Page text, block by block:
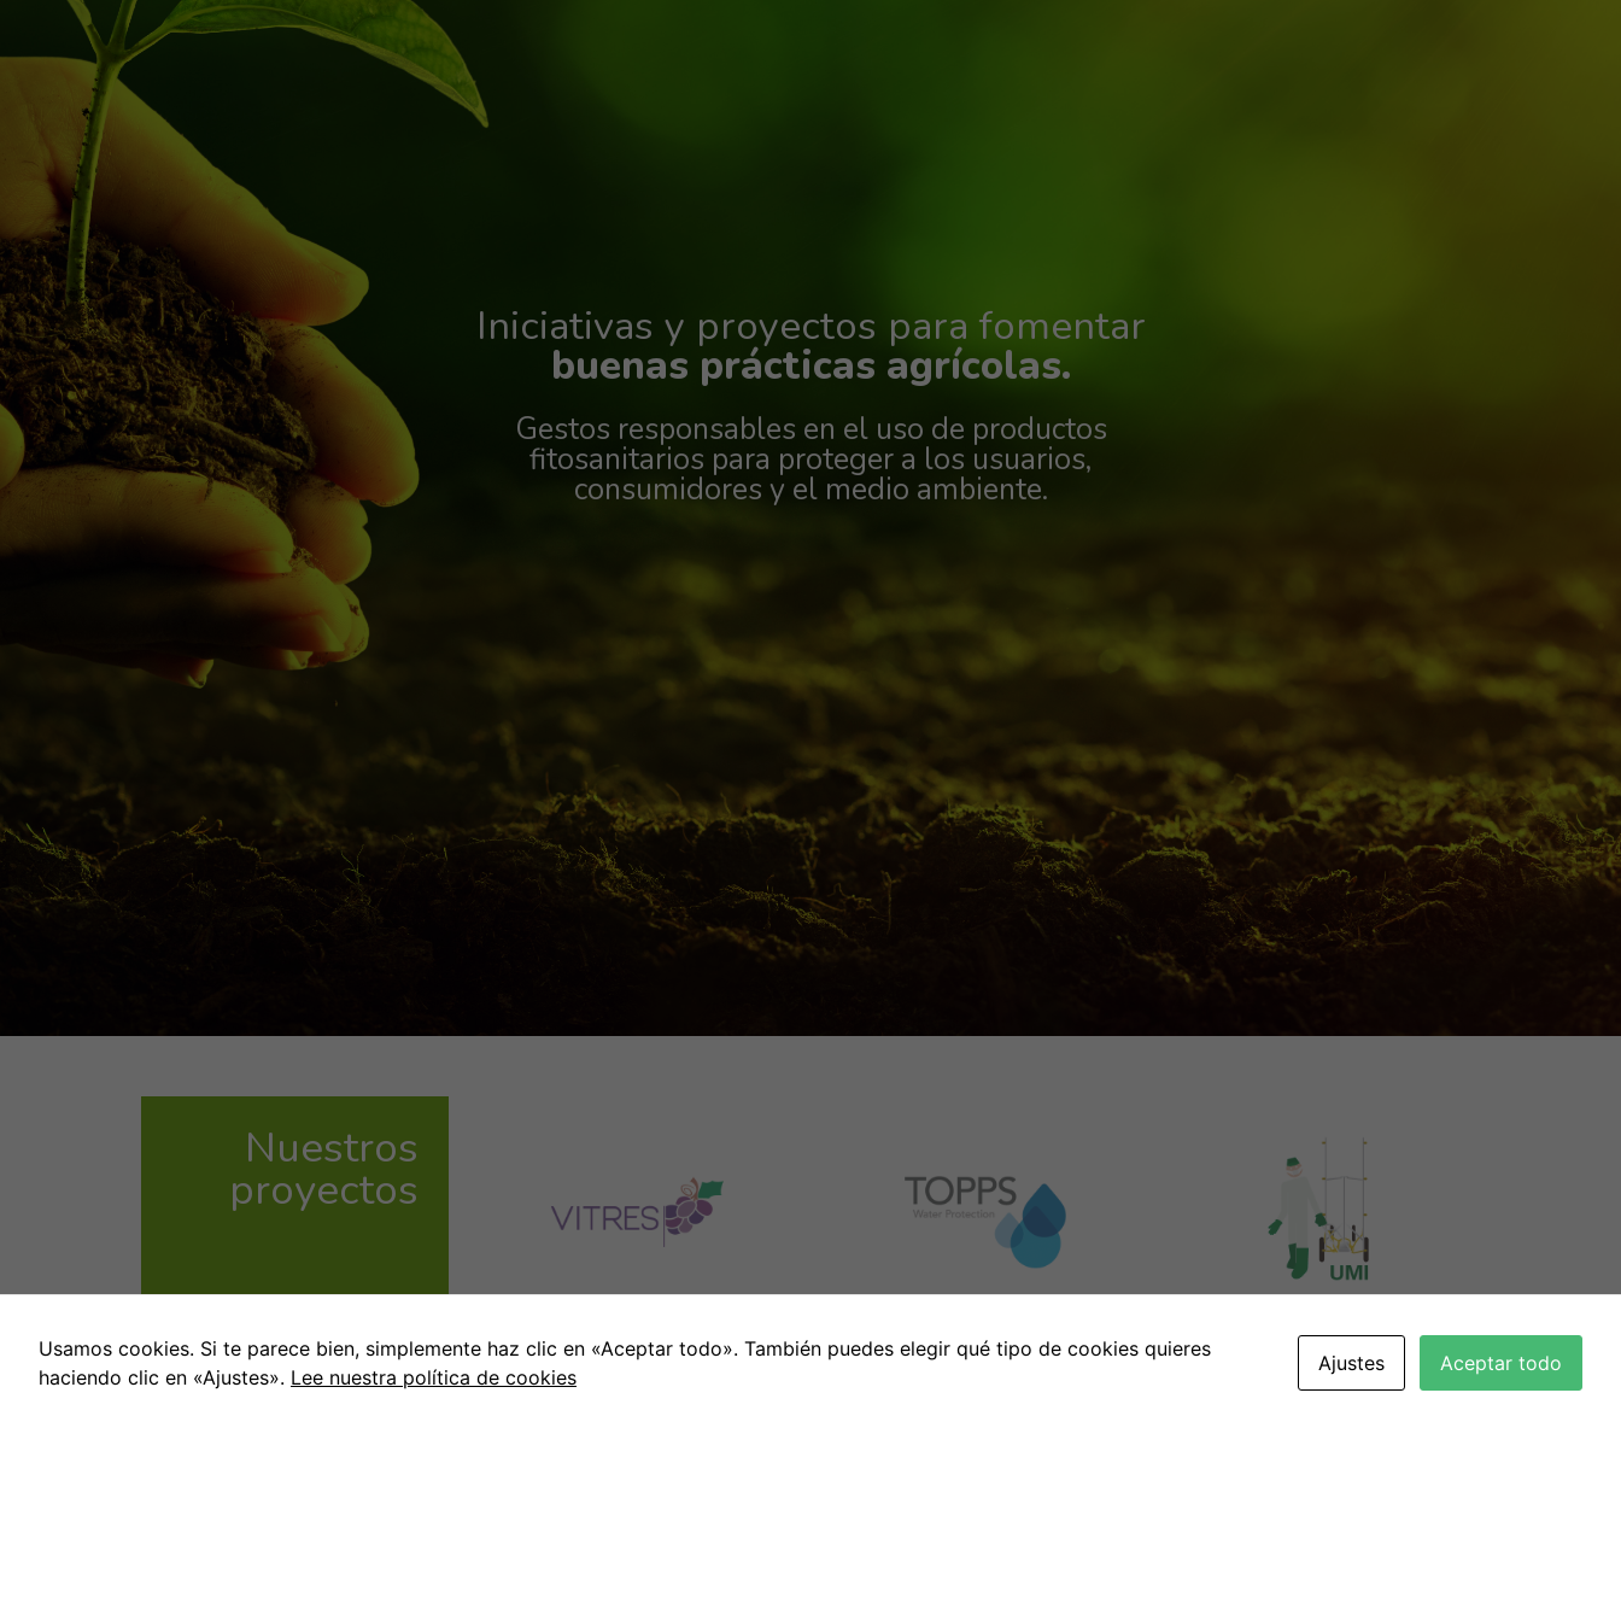
Iniciativas y proyectos para fomentar
buenas prácticas agrícolas.
Gestos responsables en el uso de productos
fitosanitarios para proteger a los usuarios,
consumidores y el medio ambiente.
Nuestros
proyectos
Usamos cookies. Si te parece bien, simplemente haz clic en «Aceptar todo». También puedes elegir qué tipo de cookies quieres
haciendo clic en «Ajustes». Lee nuestra política de cookies
Ajustes Aceptar todo